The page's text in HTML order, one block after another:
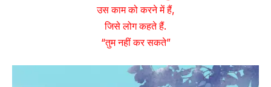
उस काम को करने में हैं,
जिसे लोग कहते हैं.
“तुम नहीं कर सकते”